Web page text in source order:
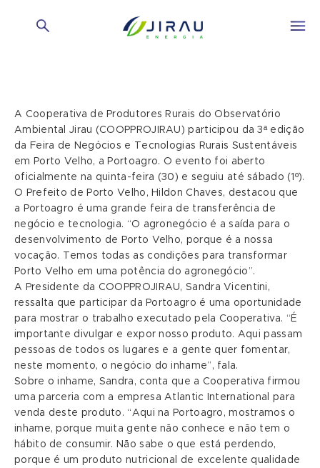
A Cooperativa de Produtores Rurais do Observatório
Ambiental Jirau (COOPPROJIRAU) participou da 3ª edição
da Feira de Negócios e Tecnologias Rurais Sustentáveis
em Porto Velho, a Portoagro. O evento foi aberto
oficialmente na quinta-feira (30) e seguiu até sábado (1º).
O Prefeito de Porto Velho, Hildon Chaves, destacou que
a Portoagro é uma grande feira de transferência de
negócio e tecnologia. “O agronegócio é a saída para o
desenvolvimento de Porto Velho, porque é a nossa
vocação. Temos todas as condições para transformar
Porto Velho em uma potência do agronegócio”.
A Presidente da COOPPROJIRAU, Sandra Vicentini,
ressalta que participar da Portoagro é uma oportunidade
para mostrar o trabalho executado pela Cooperativa. “É
importante divulgar e expor nosso produto. Aqui passam
pessoas de todos os lugares e a gente quer fomentar,
neste momento, o negócio do inhame”, fala.
Sobre o inhame, Sandra, conta que a Cooperativa firmou
uma parceria com a empresa Atlantic International para
venda deste produto. “Aqui na Portoagro, mostramos o
inhame, porque muita gente não conhece e não tem o
hábito de consumir. Não sabe o que está perdendo,
porque é um produto nutricional de excelente qualidade